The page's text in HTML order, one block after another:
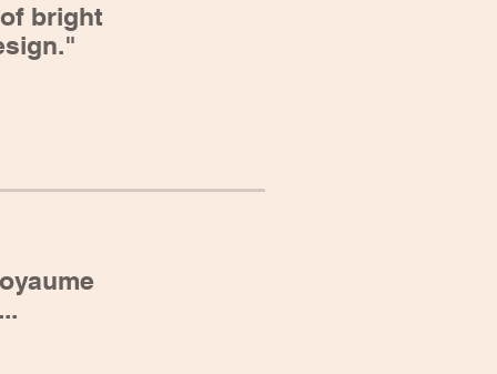
bright